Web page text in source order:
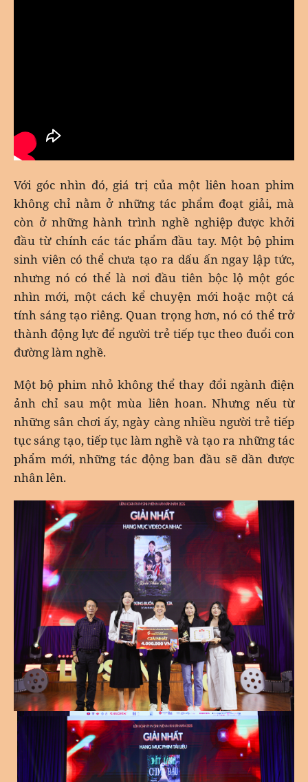
Với góc nhìn đó, giá trị của một liên hoan phim
không chỉ nằm ở những tác phẩm đoạt giải, mà
còn ở những hành trình nghề nghiệp được khởi
đầu từ chính các tác phẩm đầu tay. Một bộ phim
sinh viên có thể chưa tạo ra dấu ấn ngay lập tức,
nhưng nó có thể là nơi đầu tiên bộc lộ một góc
nhìn mới, một cách kể chuyện mới hoặc một cá
tính sáng tạo riêng. Quan trọng hơn, nó có thể trở
thành động lực để người trẻ tiếp tục theo đuổi con
đường làm nghề.
Một bộ phim nhỏ không thể thay đổi ngành điện
ảnh chỉ sau một mùa liên hoan. Nhưng nếu từ
những sân chơi ấy, ngày càng nhiều người trẻ tiếp
tục sáng tạo, tiếp tục làm nghề và tạo ra những tác
phẩm mới, những tác động ban đầu sẽ dần được
nhân lên.